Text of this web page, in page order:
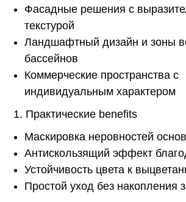
Фасадные решения с
текстурой
Ландшафтный дизайн и зоны
бассейнов
Коммерческие пространства с
индивидуальным характером
Практические benefits
Маскировка неровностей
Антискользящий эффект
Устойчивость цвета к
Простой уход без накопления